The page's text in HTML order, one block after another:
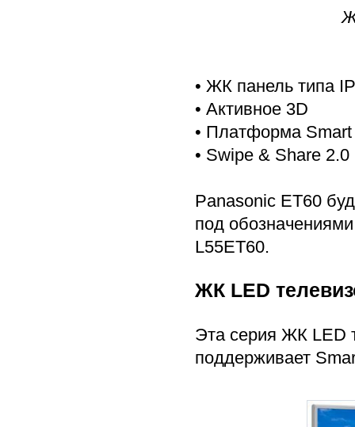
• ЖК панель типа
• Активное 3D
• Платформа
• Swipe & Share 2.0
Panasonic ET60
под
L55ET60.
ЖК LED
Эта серия ЖК LED
поддерживает